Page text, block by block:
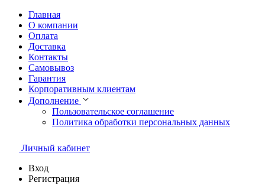
Главная
О компании
Оплата
Доставка
Контакты
Самовывоз
Гарантия
Корпоративным клиентам
Дополнение
Пользовательское соглашение
Политика обработки персональных данных
Личный кабинет
Вход
Регистрация